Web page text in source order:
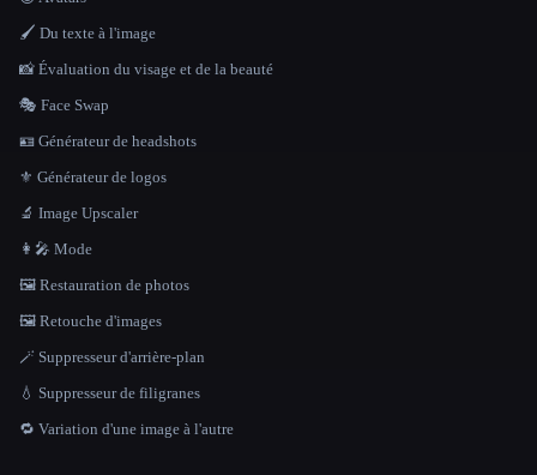
🖌️ Du texte à l'image
📸 Évaluation du visage et de la beauté
🎭 Face Swap
🪪 Générateur de headshots
⚜️ Générateur de logos
🔬 Image Upscaler
👩‍🎤 Mode
🖼️ Restauration de photos
🖼️ Retouche d'images
🪄 Suppresseur d'arrière-plan
💧 Suppresseur de filigranes
🔁 Variation d'une image à l'autre